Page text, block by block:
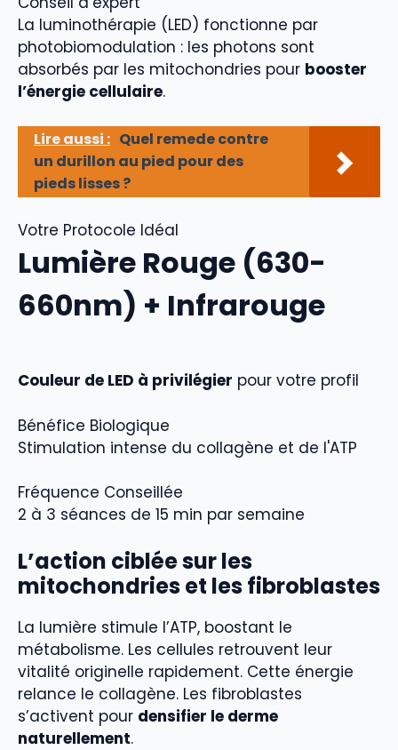
La luminothérapie (LED) fonctionne par
photobiomodulation : les photons sont
absorbés par les mitochondries pour booster
l’énergie cellulaire.
Lire aussi : Quel remede contre
un durillon au pied pour des
pieds lisses ?
Votre Protocole Idéal
Lumière Rouge (630-
660nm) + Infrarouge
Couleur de LED à privilégier pour votre profil
Bénéfice Biologique
Stimulation intense du collagène et de l'ATP
Fréquence Conseillée
2 à 3 séances de 15 min par semaine
L’action ciblée sur les
mitochondries et les fibroblastes
La lumière stimule l’ATP, boostant le
métabolisme. Les cellules retrouvent leur
vitalité originelle rapidement. Cette énergie
relance le collagène. Les fibroblastes
s’activent pour densifier le derme
naturellement.